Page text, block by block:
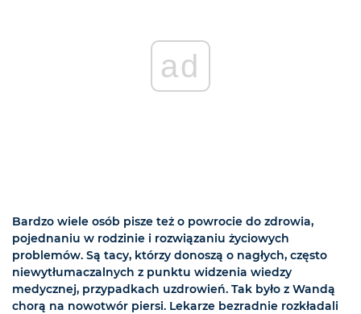
ad
Bardzo wiele osób pisze też o powrocie do zdrowia,
pojednaniu w rodzinie i rozwiązaniu życiowych
problemów. Są tacy, którzy donoszą o nagłych, często
niewytłumaczalnych z punktu widzenia wiedzy
medycznej, przypadkach uzdrowień. Tak było z Wandą
chorą na nowotwór piersi. Lekarze bezradnie rozkładali